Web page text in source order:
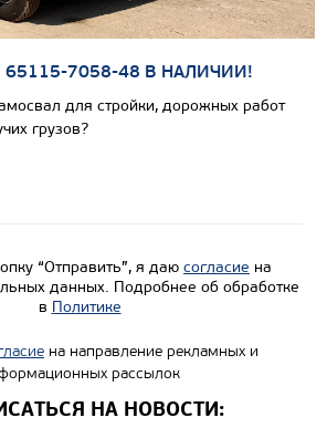
Узнать цену
65115-7058-48 В НАЛИЧИИ!
для стройки, дорожных работ
грузов?
“Отправить”, я даю согласие на
данных. Подробнее об обработке
в Политике
на направление рекламных и
рассылок
НА НОВОСТИ: